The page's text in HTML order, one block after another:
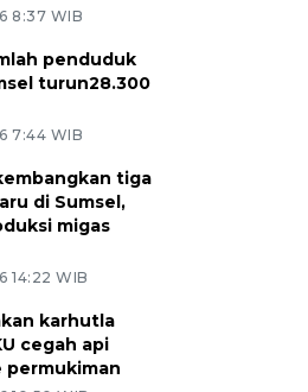
8:37 WIB
penduduk
turun28.300
7:44 WIB
tiga
di Sumsel,
migas
14:22 WIB
karhutla
cegah api
permukiman